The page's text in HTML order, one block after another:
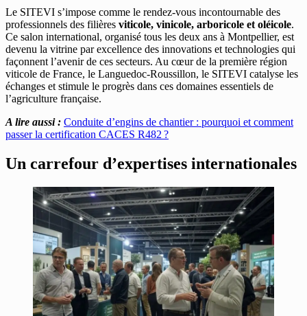
Le SITEVI s’impose comme le rendez-vous incontournable des
professionnels des filières viticole, vinicole, arboricole et oléicole.
Ce salon international, organisé tous les deux ans à Montpellier, est
devenu la vitrine par excellence des innovations et technologies qui
façonnent l’avenir de ces secteurs. Au cœur de la première région
viticole de France, le Languedoc-Roussillon, le SITEVI catalyse les
échanges et stimule le progrès dans ces domaines essentiels de
l’agriculture française.
A lire aussi : Conduite d’engins de chantier : pourquoi et comment
passer la certification CACES R482 ?
Un carrefour d’expertises internationales